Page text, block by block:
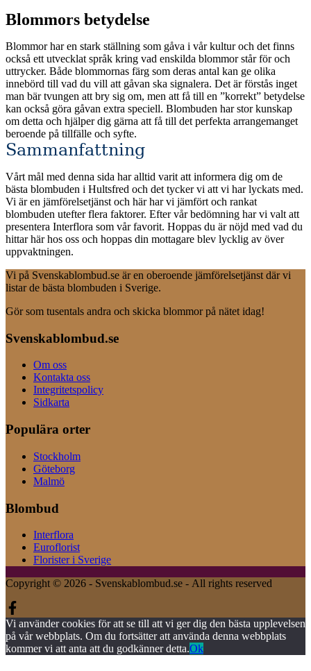
Blommors betydelse
Blommor har en stark ställning som gåva i vår kultur och det finns
också ett utvecklat språk kring vad enskilda blommor står för och
uttrycker. Både blommornas färg som deras antal kan ge olika
innebörd till vad du vill att gåvan ska signalera. Det är förstås inget
man bär tvungen att bry sig om, men att få till en ”korrekt” betydelse
kan också göra gåvan extra speciell. Blombuden har stor kunskap
om detta och hjälper dig gärna att få till det perfekta arrangemanget
beroende på tillfälle och syfte.
Sammanfattning
Vårt mål med denna sida har alltid varit att informera dig om de
bästa blombuden i Hultsfred och det tycker vi att vi har lyckats med.
Vi är en jämförelsetjänst och här har vi jämfört och rankat
blombuden utefter flera faktorer. Efter vår bedömning har vi valt att
presentera Interflora som vår favorit. Hoppas du är nöjd med vad du
hittar här hos oss och hoppas din mottagare blev lycklig av över
uppvaktningen.
Vi på Svenskablombud.se är en oberoende jämförelsetjänst där vi
listar de bästa blombuden i Sverige.
Gör som tusentals andra och skicka blommor på nätet idag!
Svenskablombud.se
Om oss
Kontakta oss
Integritetspolicy
Sidkarta
Populära orter
Stockholm
Göteborg
Malmö
Blombud
Interflora
Euroflorist
Florister i Sverige
Copyright © 2026 - Svenskablombud.se - All rights reserved
Vi använder cookies för att se till att vi ger dig den bästa upplevelsen
på vår webbplats. Om du fortsätter att använda denna webbplats
kommer vi att anta att du godkänner detta.Ok